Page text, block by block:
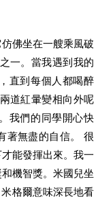
佛坐在一艘乘風破
一。當我遇到我的
直到每個人都喝醉
道紅暈變相向外呢
我們的同學開心快
著無盡的自信。 很
能發揮出來。我一
機智獎。米國兒坐
格爾意味深長地看